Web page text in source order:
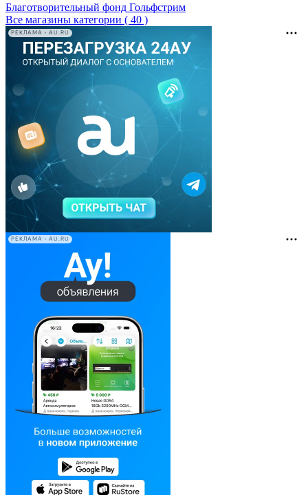
Благотворительный фонд Гольфстрим
Все магазины категории ( 40 )
РЕКЛАМА • AU.RU
РЕКЛАМА • AU.RU